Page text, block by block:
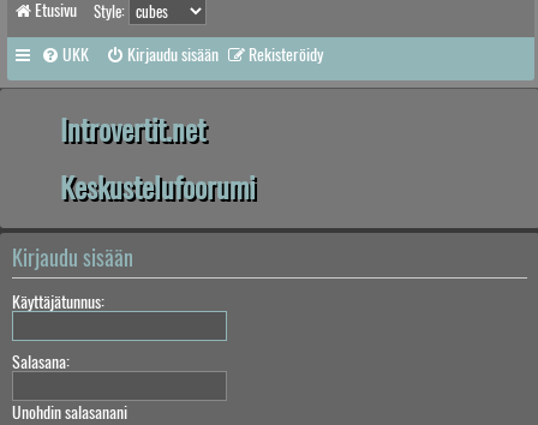
Etusivu Style:
UKK Kirjaudu sisään Rekisteröidy
Introvertit.net
Keskustelufoorumi
Kirjaudu sisään
Käyttäjätunnus:
Salasana:
Unohdin salasanani